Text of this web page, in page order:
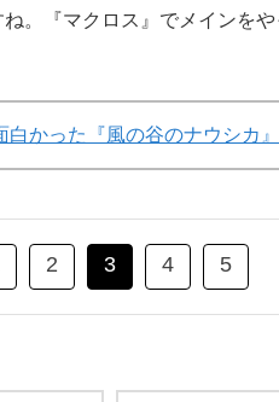
。『マクロス』でメインを
白かった『風の谷のナウシカ
2 3 4 5